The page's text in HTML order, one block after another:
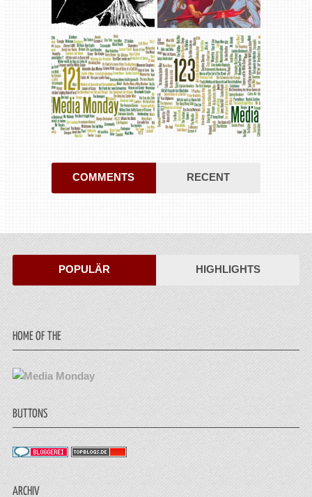
COMMENTS RECENT
POPULÄR HIGHLIGHTS
HOME OF THE
BUTTONS
ARCHIV